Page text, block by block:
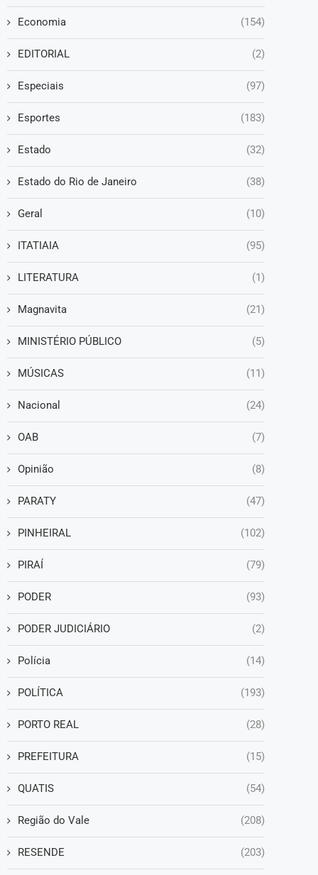
Economia (154)
EDITORIAL (2)
Especiais (97)
Esportes (183)
Estado (32)
Estado do Rio de Janeiro (38)
Geral (10)
ITATIAIA (95)
LITERATURA (1)
Magnavita (21)
MINISTÉRIO PÚBLICO (5)
MÚSICAS (11)
Nacional (24)
OAB (7)
Opinião (8)
PARATY (47)
PINHEIRAL (102)
PIRAÍ (79)
PODER (93)
PODER JUDICIÁRIO (2)
Polícia (14)
POLÍTICA (193)
PORTO REAL (28)
PREFEITURA (15)
QUATIS (54)
Região do Vale (208)
RESENDE (203)